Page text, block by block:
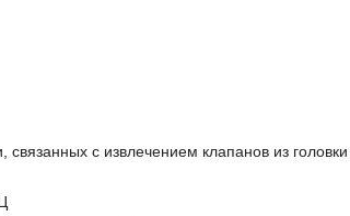
с извлечением клапанов из